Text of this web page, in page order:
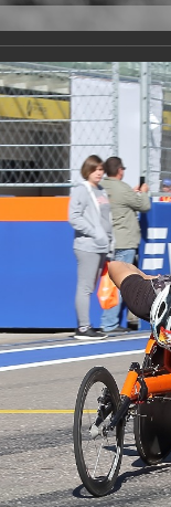
Версия для
Новости
Half